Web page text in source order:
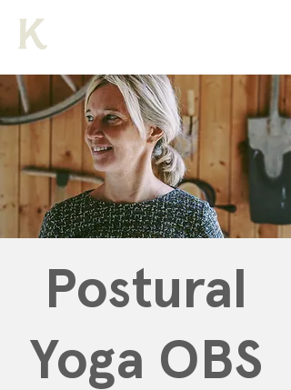
Postural
Yoga OBS